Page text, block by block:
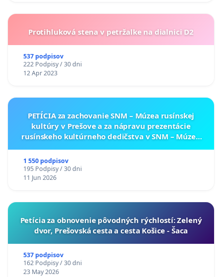
Protihluková stena v petržalke na dialnici D2
537 podpisov
222 Podpisy / 30 dni
12 Apr 2023
PETÍCIA za zachovanie SNM – Múzea rusínskej
kultúry v Prešove a za nápravu prezentácie
rusínskeho kultúrneho dedičstva v SNM – Múzeu
1 550 podpisov
195 Podpisy / 30 dni
11 Jun 2026
​Petícia za obnovenie pôvodných rýchlostí: Zelený
dvor, Prešovská cesta a cesta Košice - Šaca
537 podpisov
162 Podpisy / 30 dni
23 May 2026